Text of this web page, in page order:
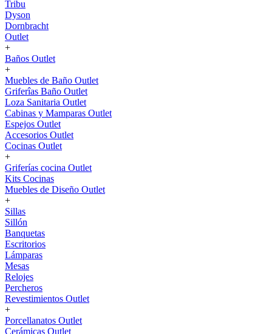
Tribu
Dyson
Dornbracht
Outlet
+
Baños Outlet
+
Muebles de Baño Outlet
Griferîas Baño Outlet
Loza Sanitaria Outlet
Cabinas y Mamparas Outlet
Espejos Outlet
Accesorios Outlet
Cocinas Outlet
+
Griferías cocina Outlet
Kits Cocinas
Muebles de Diseño Outlet
+
Sillas
Sillón
Banquetas
Escritorios
Lámparas
Mesas
Relojes
Percheros
Revestimientos Outlet
+
Porcellanatos Outlet
Cerámicas Outlet